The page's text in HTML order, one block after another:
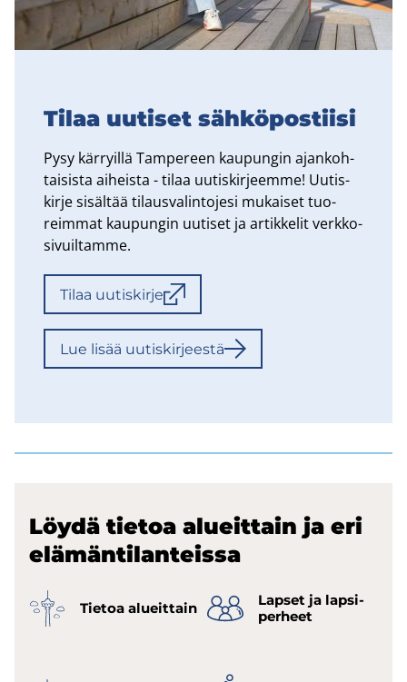
Tilaa uu­ti­set säh­kö­pos­tii­si
Pysy kär­ryil­lä Tam­pe­reen kau­pun­gin ajan­koh­
tai­sis­ta ai­heis­ta - tilaa uu­tis­kir­jeem­me! Uu­tis­
kir­je si­säl­tää ti­laus­va­lin­to­je­si mu­kai­set tuo­
reim­mat kau­pun­gin uu­ti­set ja ar­tik­ke­lit verk­ko­
si­vuil­tam­me.
Tilaa uu­tis­kir­je
Lue lisää uu­tis­kir­jees­tä
Löydä tie­toa alueit­tain ja eri
elä­män­ti­lan­teis­sa
Tie­toa alueit­tain
Lap­set ja lap­si­
per­heet